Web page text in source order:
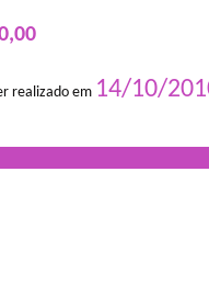
realizado em 14/10/